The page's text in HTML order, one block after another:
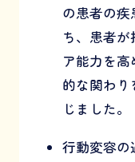
の患者の
ち、患者
ア能力を
的な関わ
じました。
行動変容の